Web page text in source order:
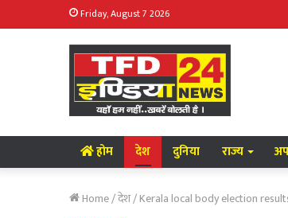
Friday, August 7 2026
होम देश दुनिया राज्य
Home/देश/Kerala local body election